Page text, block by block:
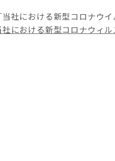
当社における新型コロナウ
社における新型コロナウィ